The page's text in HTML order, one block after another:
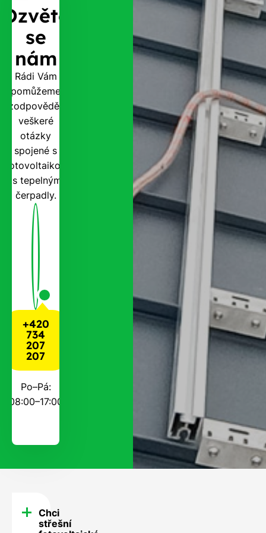
Ozvěte
se
nám
Rádi Vám
pomůžeme
zodpovědět
veškeré
otázky
spojené s
fotovoltaikou
i s tepelnými
čerpadly.
+420
734
207
207
Po–Pá:
08:00–17:00
FAQChci
střešní